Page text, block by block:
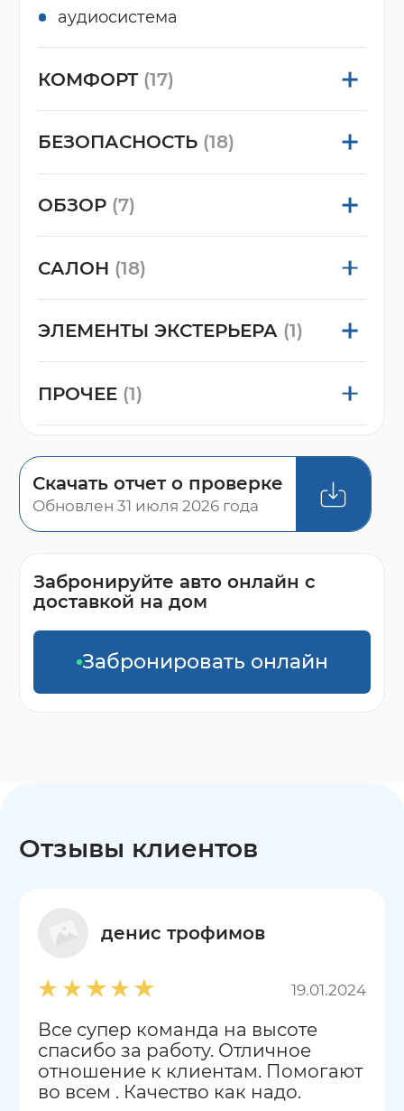
аудиосистема
КОМФОРТ (17)
БЕЗОПАСНОСТЬ (18)
ОБЗОР (7)
САЛОН (18)
ЭЛЕМЕНТЫ ЭКСТЕРЬЕРА (1)
ПРОЧЕЕ (1)
Скачать отчет о проверке
Обновлен 31 июля 2026 года
Забронируйте авто онлайн с
доставкой на дом
Забронировать онлайн
Отзывы клиентов
денис трофимов
19.01.2024
Все супер команда на высоте
спасибо за работу. Отличное
отношение к клиентам. Помогают
во всем . Качество как надо.